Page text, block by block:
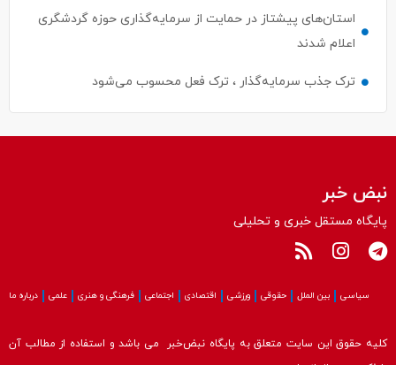
استان‌های پیشتاز در حمایت از سرمایه‌گذاری حوزه گردشگری
اعلام شدند
ترک جذب سرمایه‌گذار ، ترک فعل محسوب می‌شود
نبض خبر
پایگاه مستقل خبری و تحلیلی
سیاسی بین الملل حقوقی ورزشی اقتصادی اجتماعی فرهنگی و هنری علمی درباره ما
کلیه حقوق این سایت متعلق به پایگاه نبض‌خبر می باشد و استفاده از مطالب آن